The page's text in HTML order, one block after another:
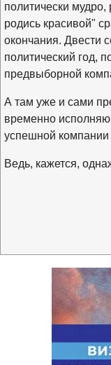
политически
родись красивой"
окончания. Двести
политический год,
предвыборной
А там уже и сами
временно
успешной
Ведь, кажется,